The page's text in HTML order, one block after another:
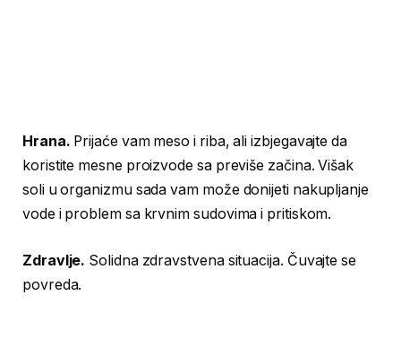
Hrana. Prijaće vam meso i riba, ali izbjegavajte da
koristite mesne proizvode sa previše začina. Višak
soli u organizmu sada vam može donijeti nakupljanje
vode i problem sa krvnim sudovima i pritiskom.
Zdravlje. Solidna zdravstvena situacija. Čuvajte se
povreda.